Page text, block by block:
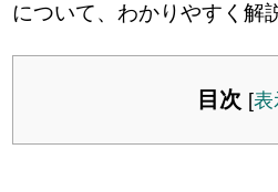
について、わかりやすく解
目次 [表